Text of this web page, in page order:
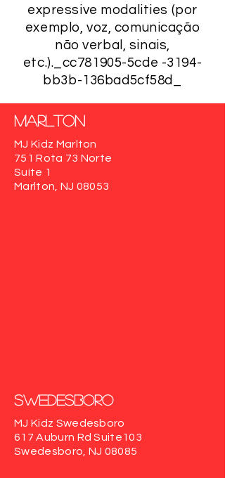
expressive modalities (por
exemplo, voz, comunicação
não verbal, sinais,
etc.)._cc781905-5cde -3194-
bb3b-136bad5cf58d_
marlton
MJ Kidz Marlton
751 Rota 73 Norte
Suíte 1
Marlton, NJ 08053
Swedesboro
MJ Kidz Swedesboro
617 Auburn RdSuite103
Swedesboro, NJ 08085